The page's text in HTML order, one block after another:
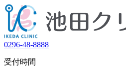
0296-48-8888
受付時間